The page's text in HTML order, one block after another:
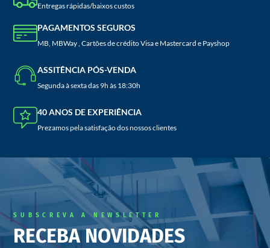
Entregas rápidas/baixos custos
PAGAMENTOS SEGUROS
MB, MBWay , Cartões de crédito Visa e Mastercard e Payshop
ASSITÊNCIA PÓS-VENDA
Segunda à sexta das 9h às 18:30h
40 ANOS DE EXPERIÊNCIA
Prezamos pela satisfação dos nossos clientes
SUBSCREVA A NEWSLETTER
RECEBA NOVIDADES